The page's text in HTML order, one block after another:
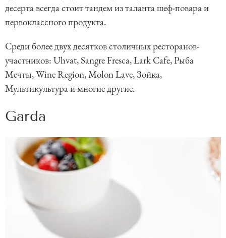
десерта всегда стоит тандем из таланта шеф-повара и
первоклассного продукта.
Среди более двух десятков столичных ресторанов-
участников: Uhvat, Sangre Fresca, Lark Cafe, Рыба
Мечты, Wine Region, Molon Lave, Зойка,
Мультикультура и многие другие.
Garda